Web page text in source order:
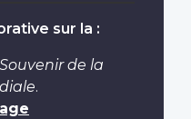
sur la :
de la
.